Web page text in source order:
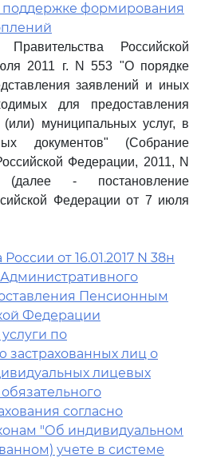
поддержке формирования
Правительства Российской
2011 г. N 553 "О порядке
заявлений и иных
для предоставления
(или) муниципальных услуг, в
документов" (Собрание
Федерации, 2011, N
- постановление
Федерации от 7 июля
от 16.01.2017 N 38н
Пенсионным
Федерации
по
лиц о
лицевых
согласно
"Об индивидуальном
учете в системе